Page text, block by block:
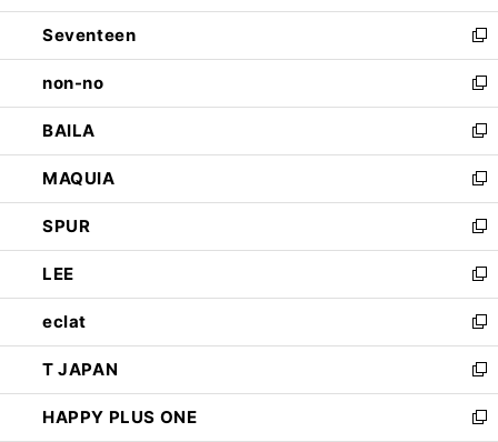
開
く
ウ
で
開
く
ン
ド
ウ
で
開
く
Seventeen
新
し
い
ウ
ィ
ン
ド
ウ
で
開
く
non-no
新
し
い
ウ
ィ
ン
ド
ウ
で
開
く
BAILA
新
し
い
ウ
ィ
ン
ド
ウ
で
開
く
MAQUIA
新
し
い
ウ
ィ
ン
ド
ウ
で
開
く
SPUR
新
し
い
ウ
ィ
ン
ド
ウ
で
LEE
新
し
い
ウ
ィ
ン
ド
eclat
新
し
い
ウ
ィ
T JAPAN
新
し
い
HAPPY PLUS ONE
新